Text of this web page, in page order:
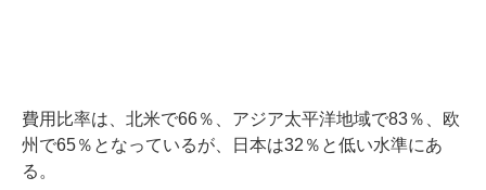
費用比率は、北米で66％、アジア太平洋地域で83％、欧
州で65％となっているが、日本は32％と低い水準にあ
る。